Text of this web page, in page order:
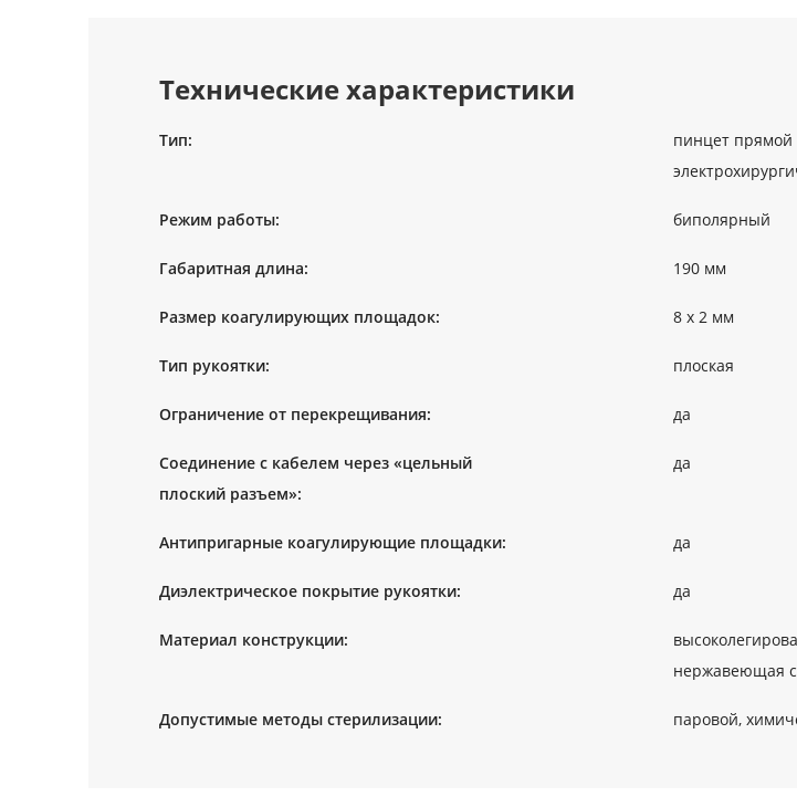
Технические характеристики
Тип:
пинцет прямой
Режим работы: биполярный
Габаритная длина: 190 мм
Размер коагулирующих площадок: 8 х 2 мм
Тип рукоятки: плоская
Ограничение от перекрещивания: да
Соединение с кабелем через «цельный
плоский разъем»:
да
Антипригарные коагулирующие площадки: да
Диэлектрическое покрытие рукоятки: да
Материал конструкции:
нержавеющая
Допустимые методы стерилизации: паровой,